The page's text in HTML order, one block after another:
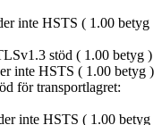
inte HSTS ( 1.00 betyg
stöd ( 1.00 betyg )
inte HSTS ( 1.00 betyg )
för transportlagret:
inte HSTS ( 1.00 betyg